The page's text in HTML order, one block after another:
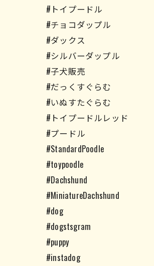
#トイプードル
#チョコダップル
#ダックス
#シルバーダップル
#子犬販売
#だっくすぐらむ
#いぬすたぐらむ
#トイプードルレッド
#プードル
#StandardPoodle
#toypoodle
#Dachshund
#MiniatureDachshund
#dog
#dogstsgram
#puppy
#instadog